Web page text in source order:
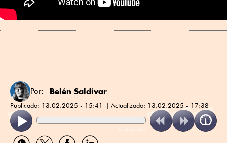
Por: Belén Saldívar
Publicado: 13.02.2025 - 15:41 Actualizado: 13.02.2025 - 17:38
ReadSpeaker
CompartirCompartirCompartirCompartir